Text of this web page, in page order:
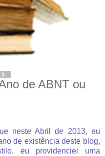
de ABNT ou
neste Abril de 2013, eu
de existência deste blog,
eu providenciei uma